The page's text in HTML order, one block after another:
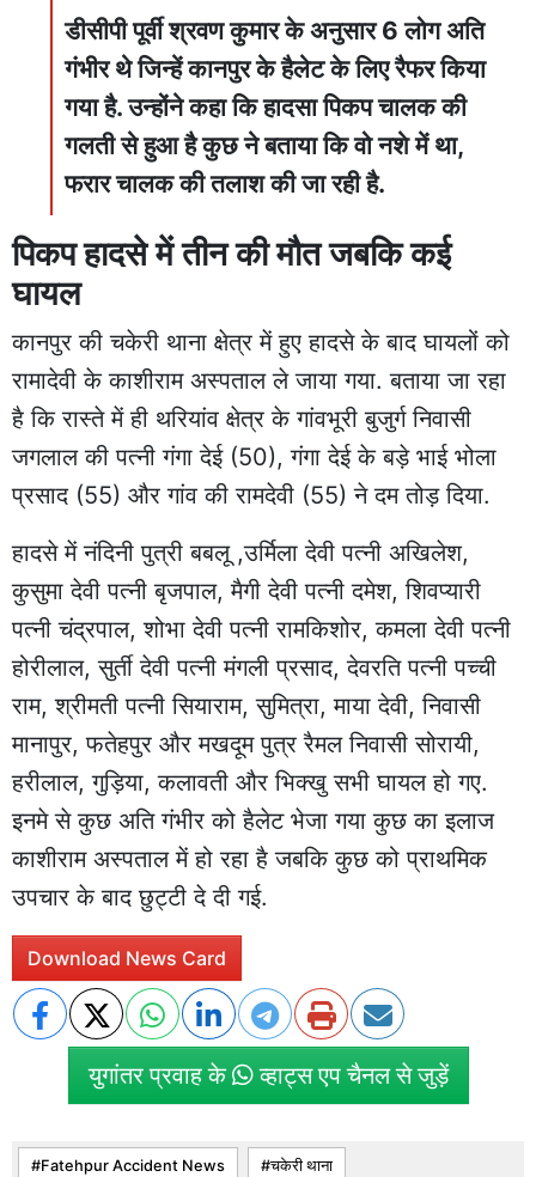
डीसीपी पूर्वी श्रवण कुमार के अनुसार 6 लोग अति
गंभीर थे जिन्हें कानपुर के हैलेट के लिए रैफर किया
गया है. उन्होंने कहा कि हादसा पिकप चालक की
गलती से हुआ है कुछ ने बताया कि वो नशे में था,
फरार चालक की तलाश की जा रही है.
पिकप हादसे में तीन की मौत जबकि कई
घायल
कानपुर की चकेरी थाना क्षेत्र में हुए हादसे के बाद घायलों को
रामादेवी के काशीराम अस्पताल ले जाया गया. बताया जा रहा
है कि रास्ते में ही थरियांव क्षेत्र के गांवभूरी बुजुर्ग निवासी
जगलाल की पत्नी गंगा देई (50), गंगा देई के बड़े भाई भोला
प्रसाद (55) और गांव की रामदेवी (55) ने दम तोड़ दिया.
हादसे में नंदिनी पुत्री बबलू ,उर्मिला देवी पत्नी अखिलेश,
कुसुमा देवी पत्नी बृजपाल, मैगी देवी पत्नी दमेश, शिवप्यारी
पत्नी चंद्रपाल, शोभा देवी पत्नी रामकिशोर, कमला देवी पत्नी
होरीलाल, सुर्ती देवी पत्नी मंगली प्रसाद, देवरति पत्नी पच्ची
राम, श्रीमती पत्नी सियाराम, सुमित्रा, माया देवी, निवासी
मानापुर, फतेहपुर और मखदूम पुत्र रैमल निवासी सोरायी,
हरीलाल, गुड़िया, कलावती और भिक्खु सभी घायल हो गए.
इनमे से कुछ अति गंभीर को हैलेट भेजा गया कुछ का इलाज
काशीराम अस्पताल में हो रहा है जबकि कुछ को प्राथमिक
उपचार के बाद छुट्टी दे दी गई.
Download News Card
युगांतर प्रवाह के व्हाट्स एप चैनल से जुड़ें
Fatehpur Accident News चकेरी थाना